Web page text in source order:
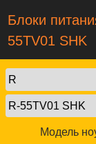
Блоки
55TV01 SHK
Модель